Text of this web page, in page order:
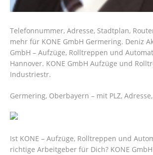
Telefonnummer, Adresse, Stadtplan,
mehr für KONE GmbH Germering. Deniz
GmbH – Aufzüge, Rolltreppen und
Hannover. KONE GmbH Aufzüge und
Industriestr.
Germering, Oberbayern – mit PLZ,
Ist KONE – Aufzüge, Rolltreppen und
richtige Arbeitgeber für Dich? KONE